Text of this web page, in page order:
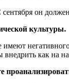
он должен
культуры.
как на